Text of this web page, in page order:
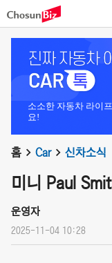
소소한 자동차 라이
요!
홈 Car 신차소식
미니 Paul
운영자
2025-11-04 10:28